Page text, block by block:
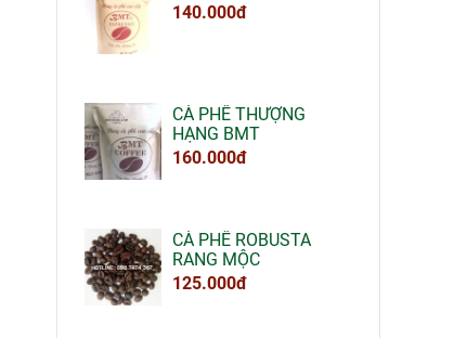
140.000đ
CÀ PHÊ THƯỢNG
HẠNG BMT
160.000đ
CÀ PHÊ ROBUSTA
RANG MỘC
125.000đ